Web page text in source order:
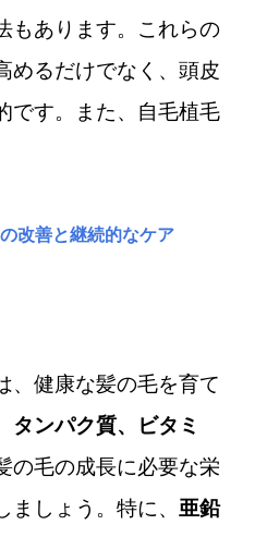
もあります。これらの
めるだけでなく、頭皮
です。また、自毛植毛
改善と継続的なケア
、健康な髪の毛を育て
タンパク質、ビタミ
の毛の成長に必要な栄
しょう。特に、 亜鉛